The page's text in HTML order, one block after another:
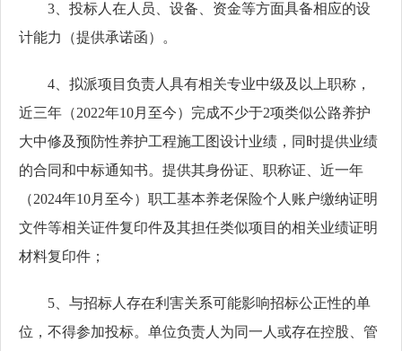
3、投标人在人员、设备、资金等方面具备相应的设
计能力（提供承诺函）。
4、拟派项目负责人具有相关专业中级及以上职称，
近三年（2022年10月至今）完成不少于2项类似公路养护
大中修及预防性养护工程施工图设计业绩，同时提供业绩
的合同和中标通知书。提供其身份证、职称证、近一年
（2024年10月至今）职工基本养老保险个人账户缴纳证明
文件等相关证件复印件及其担任类似项目的相关业绩证明
材料复印件；
5、与招标人存在利害关系可能影响招标公正性的单
位，不得参加投标。单位负责人为同一人或存在控股、管